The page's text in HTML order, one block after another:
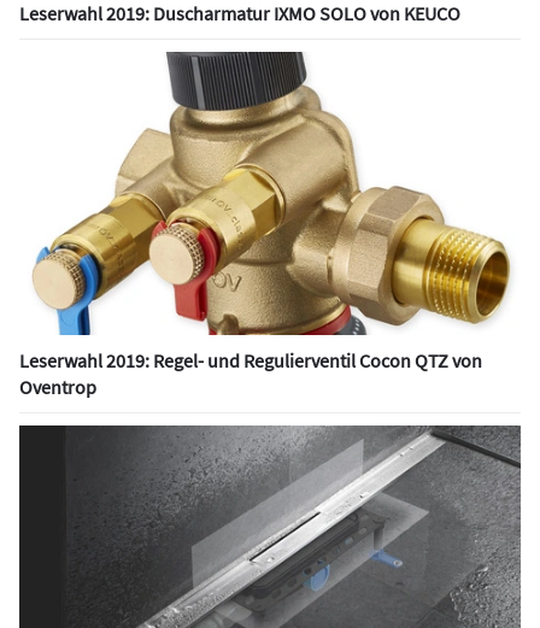
Leserwahl 2019: Duscharmatur IXMO SOLO von KEUCO
Leserwahl 2019: Regel- und Regulierventil Cocon QTZ von
Oventrop